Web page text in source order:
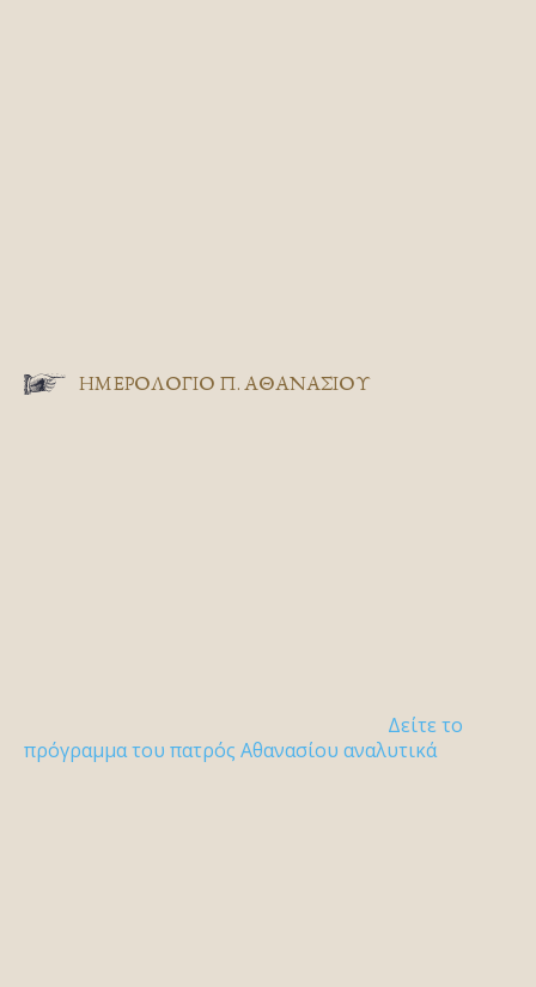
ΗΜΕΡΟΛΟΓΙΟ Π. ΑΘΑΝΑΣΙΟΥ
Δείτε το
πρόγραμμα του πατρός Αθανασίου αναλυτικά